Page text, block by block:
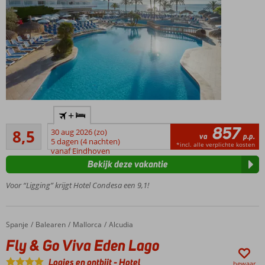
Ook met
Ontbijt,
Halfpension
of All
Inclusive
aan het
strand
Nabij
centrum
van
Alcúdia
kamers en
suites
Diverse
8,5
Aanrader
34
beoordelingen
+
30 aug 2026 (zo)
5 dagen (4 nachten)
vanaf Eindhoven
va 857 p.p.
*incl. alle verplichte kosten
Voor “Ligging” krijgt Hotel Condesa een 9,1!
Bekijk deze vakantie
Home
Spanje Balearen Mallorca Alcudia
Fly & Go Viva Eden Lago
Fly & Go Viva Eden Lago
Logies en ontbijt-Hotel